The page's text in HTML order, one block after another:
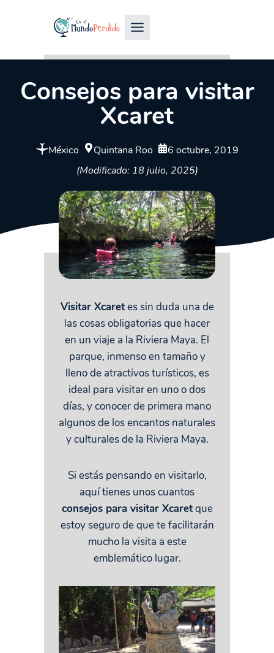
Consejos para visitar
Xcaret
México Quintana Roo
6 octubre, 2019
(Modificado: 18 julio, 2025)
Visitar Xcaretes sin duda una de
las cosas obligatorias que hacer
en un viaje a la Riviera Maya. El
parque, inmenso en tamaño y
lleno de atractivos turísticos, es
ideal para visitar en uno o dos
días, y conocer de primera mano
algunos de los encantos naturales
y culturales de la Riviera Maya.
Si estás pensando en visitarlo,
aquí tienes unos cuantos
consejos para visitar Xcaretque
estoy seguro de que te facilitarán
mucho la visita a este
emblemático lugar.